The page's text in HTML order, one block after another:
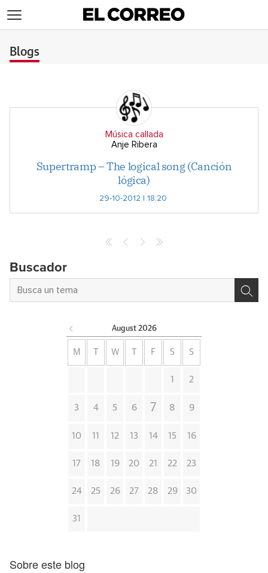
Blogs
Música callada
Anje Ribera
Supertramp – The logical song (Canción
lógica)
29-10-2012 | 18:20
Buscador
August 2026
M W F S S
1 2
3 4 5 6 7 8 9
10 11 12 13 14 15 16
17 18 19 20 21 22 23
24 25 26 27 28 29 30
31
Sobre este blog